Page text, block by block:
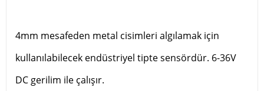
4mm mesafeden metal cisimleri algılamak için
kullanılabilecek endüstriyel tipte sensördür. 6-36V
DC gerilim ile çalışır.